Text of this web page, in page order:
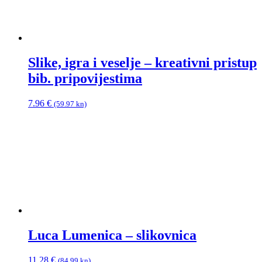
Slike, igra i veselje – kreativni pristup
bib. pripovijestima
7.96 € (59.97 kn)
Luca Lumenica – slikovnica
11.28 €